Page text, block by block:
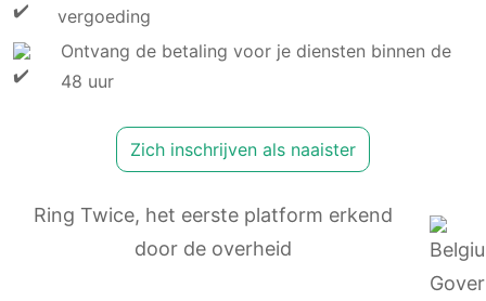
vergoeding
Ontvang de betaling voor je diensten binnen de
48 uur
Zich inschrijven als naaister
Ring Twice, het eerste platform erkend
door de overheid